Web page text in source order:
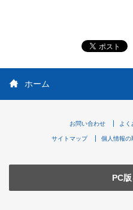
ホーム
お問い合わせ よく
サイトマップ 個人情報の
PC